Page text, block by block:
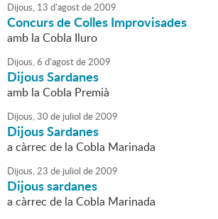
Dijous, 13 d'agostde2009
Concurs de Colles Improvisades
amb la Cobla Iluro
Dijous,6 d'agostde2009
Dijous Sardanes
amb la Cobla Premià
Dijous,30 de juliol de2009
Dijous Sardanes
a càrrec de la Cobla Marinada
Dijous,23 de juliol de2009
Dijous sardanes
a càrrec de la Cobla Marinada